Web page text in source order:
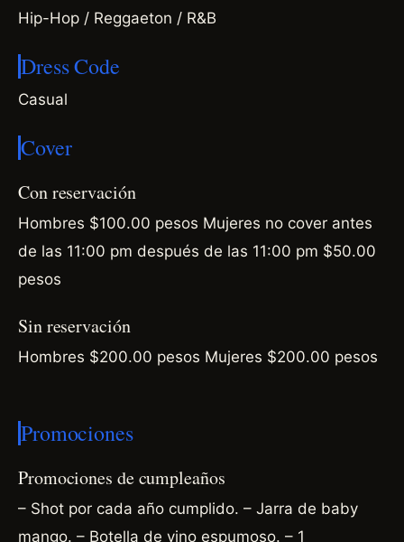
Hip-Hop / Reggaeton / R&B
Dress Code
Casual
Cover
Con reservación
Hombres $100.00 pesos Mujeres no cover antes
de las 11:00 pm después de las 11:00 pm $50.00
pesos
Sin reservación
Hombres $200.00 pesos Mujeres $200.00 pesos
Promociones
Promociones de cumpleaños
– Shot por cada año cumplido. – Jarra de baby
mango. – Botella de vino espumoso. – 1